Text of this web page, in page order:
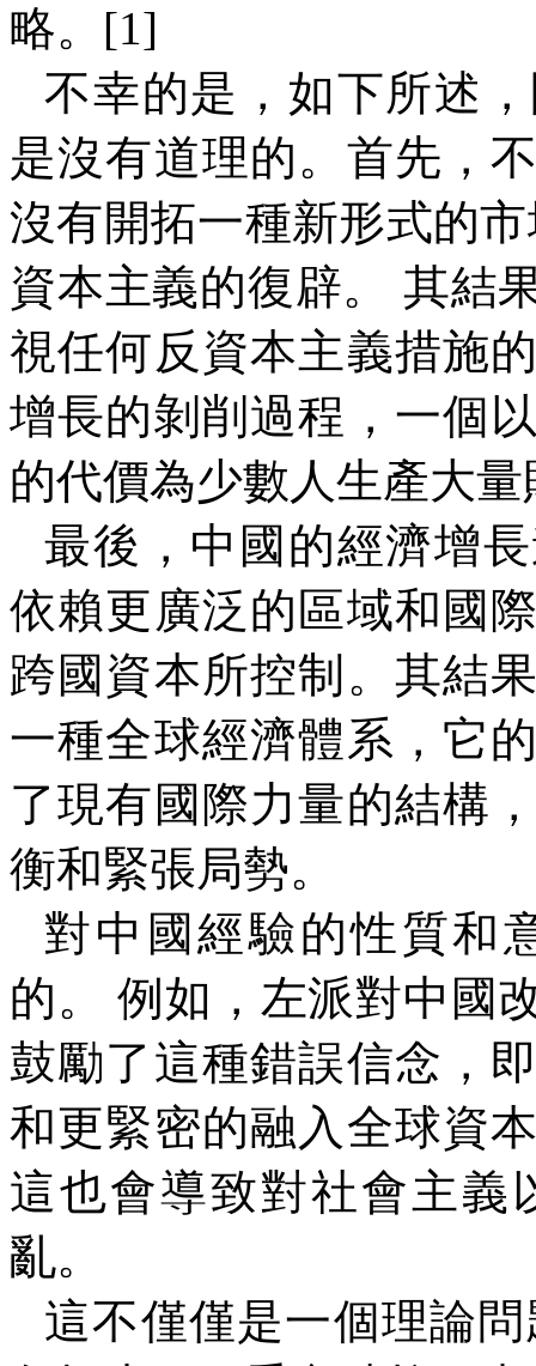
略。 [1]
不幸的是，如下所述
是沒有道理的。首先，
沒有開拓一種新形式的
資本主義的復辟。 其結
視任何反資本主義措施
增長的剝削過程，一個
的代價為少數人生產大
最後，中國的經濟增
依賴更廣泛的區域和國
跨國資本所控制。其結
一種全球經濟體系，它
了現有國際力量的結構
衡和緊張局勢。
對中國經驗的性質和
的。 例如，左派對中國
鼓勵了這種錯誤信念，
和更緊密的融入全球資
這也會導致對社會主義
亂。
這不僅僅是一個理論